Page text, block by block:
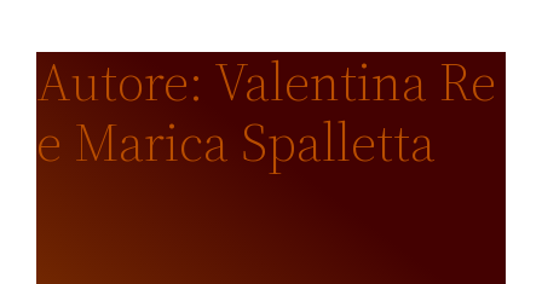
Autore: Valentina Re
e Marica Spalletta